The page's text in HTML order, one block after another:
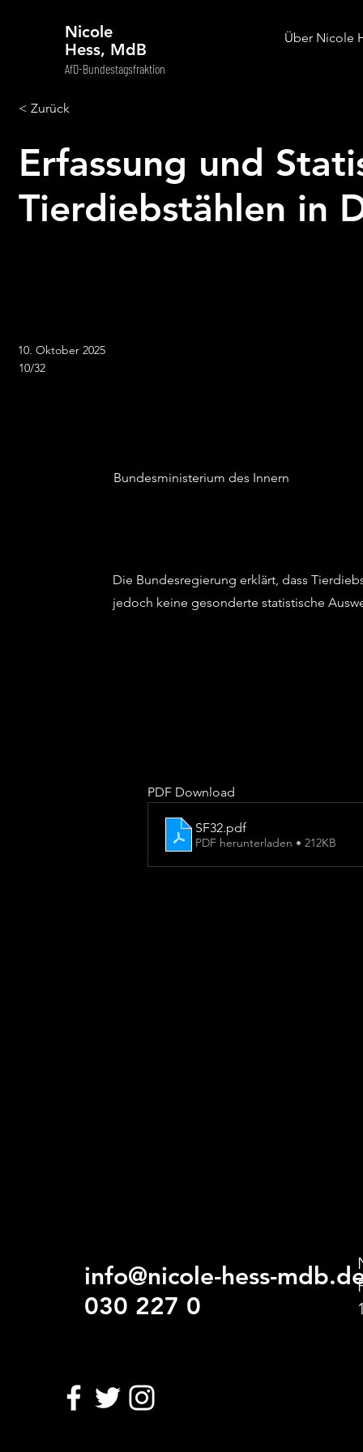
Nicole
Hess, MdB
AfD-Bundestagsfraktion
Über Nicole
< Zurück
Erfassung und
Tierdiebstählen in
10. Oktober 2025
10/32
Bundesministerium des Innern
Die Bundesregierung erklärt, dass
jedoch keine gesonderte statistische
PDF Download
SF32.pdf
PDF herunterladen • 212KB
info@nicole-hess-
030 227 0